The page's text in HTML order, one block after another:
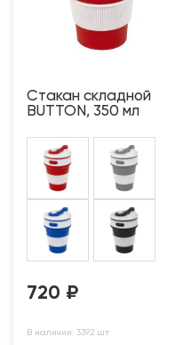
Стакан складной
BUTTON, 350 мл
720 ₽
В наличии: 3392 шт